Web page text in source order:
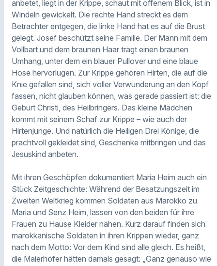
anbetet, liegt in der Krippe, schaut mit offenem Blick, ist in
Windeln gewickelt. Die rechte Hand streckt es dem
Betrachter entgegen, die linke Hand hat es auf die Brust
gelegt. Josef beschützt seine Familie. Der Mann mit dem
Vollbart und dem braunen Haar trägt einen braunen
Umhang, unter dem ein blauer Pullover und eine blaue
Hose hervorlugen. Zur Krippe gehören Hirten, die auf die
Knie gefallen sind, sich voller Verwunderung an den Kopf
fassen, nicht glauben können, was gerade passiert ist: die
Geburt Christi, des Heilbringers. Das kleine Mädchen
kommt mit seinem Schaf zur Krippe – wie auch der
Hirtenjunge. Und natürlich die Heiligen Drei Könige, die
prachtvoll gekleidet sind, Geschenke mitbringen und das
Jesuskind anbeten.
Mit ihren Geschöpfen dokumentiert Maria Heim auch ein
Stück Zeitgeschichte: Während der Besatzungszeit im
Zweiten Weltkrieg kommen Soldaten aus Marokko zu
Maria und Senz Heim, lassen von den beiden für ihre
Frauen zu Hause Kleider nähen. Kurz darauf finden sich
marokkanische Soldaten in ihren Krippen wieder, ganz
nach dem Motto: Vor dem Kind sind alle gleich. Es heißt,
die Maierhöfer hätten damals gesagt: „Ganz genauso wie